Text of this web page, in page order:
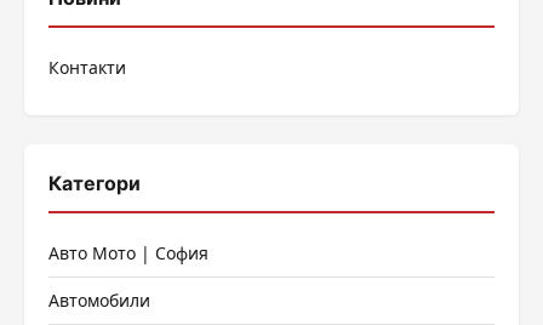
Контакти
Категори
Авто Мото | София
Автомобили